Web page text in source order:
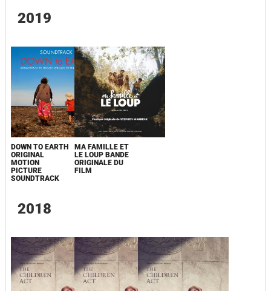
2019
DOWN TO EARTH
ORIGINAL
MOTION
PICTURE
SOUNDTRACK
MA FAMILLE ET
LE LOUP BANDE
ORIGINALE DU
FILM
2018